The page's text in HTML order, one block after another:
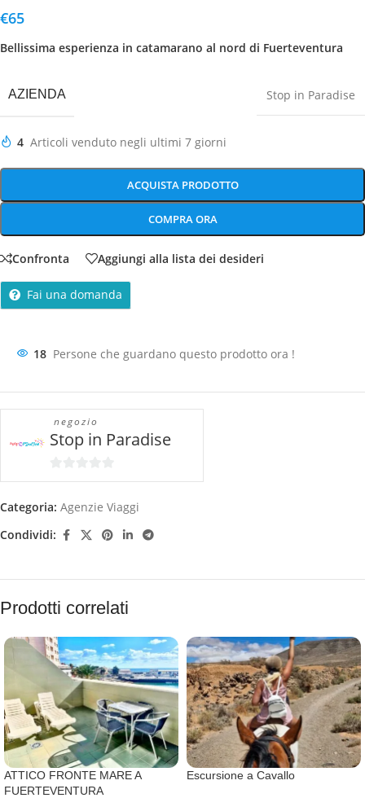
€65
Bellissima esperienza in catamarano al nord di Fuerteventura
AZIENDA Stop in Paradise
4 Articoli venduto negli ultimi 7 giorni
ACQUISTA PRODOTTO
COMPRA ORA
Confronta Aggiungi alla lista dei desideri
Fai una domanda
18 Persone che guardano questo prodotto ora !
negozio
Stop in Paradise
0
Categoria: Agenzie Viaggi
Condividi:
Prodotti correlati
ATTICO FRONTE MARE A
FUERTEVENTURA
Escursione a Cavallo